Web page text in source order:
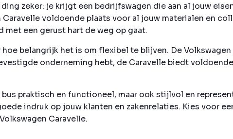
zeker: je krijgt een bedrijfswagen die aan al jouw
voldoende plaats voor al jouw materialen en
een gerust hart de weg op gaat.
belangrijk het is om flexibel te blijven. De
onderneming hebt, de Caravelle biedt
praktisch en functioneel, maar ook stijlvol en
indruk op jouw klanten en zakenrelaties. Kies voor
Caravelle.